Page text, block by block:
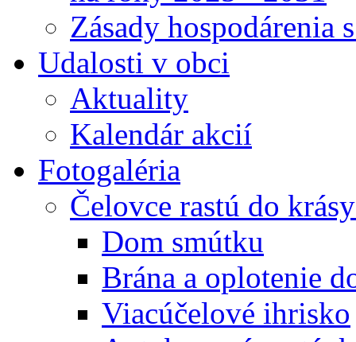
Zásady hospodárenia
Udalosti v obci
Aktuality
Kalendár akcií
Fotogaléria
Čelovce rastú do
Dom smútku
Brána a oplotenie
Viacúčelové ihrisko